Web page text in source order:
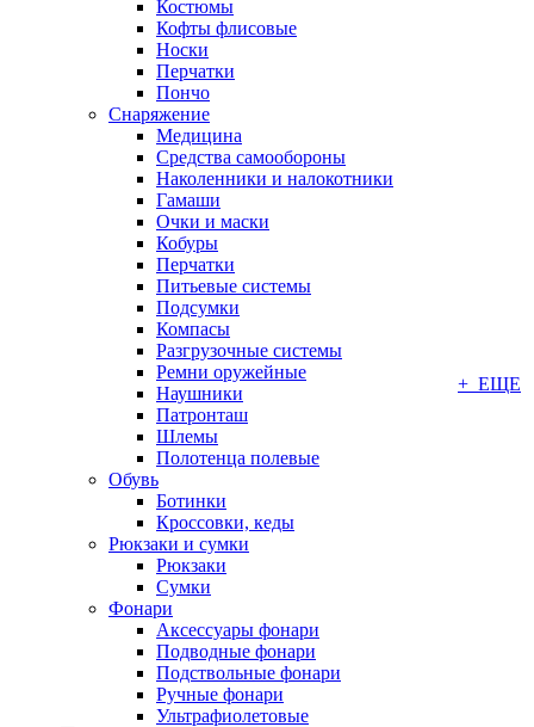
Костюмы
Кофты флисовые
Носки
Перчатки
Пончо
Снаряжение
Медицина
Средства самообороны
Наколенники и налокотники
Гамаши
Очки и маски
Кобуры
Перчатки
Питьевые системы
Подсумки
Компасы
Разгрузочные системы
Ремни оружейные
Наушники
Патронташ
Шлемы
Полотенца полевые
Обувь
Ботинки
Кроссовки, кеды
Рюкзаки и сумки
Рюкзаки
Сумки
Фонари
Аксессуары фонари
Подводные фонари
Подствольные фонари
Ручные фонари
Ультрафиолетовые
+ ЕЩЕ